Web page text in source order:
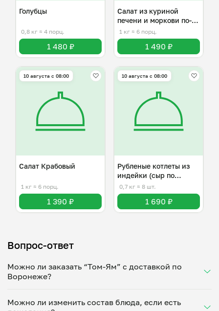
Голубцы
0,8 кг ≈ 4 порц.
1 480 ₽
Салат из куриной
печени и моркови по-
корейски
1 кг ≈ 6 порц.
1 490 ₽
10 августа с 08:00
Салат Крабовый
1 кг ≈ 6 порц.
1 390 ₽
10 августа с 08:00
Рубленые котлеты из
индейки (сыр по
желанию)
0,7 кг ≈ 8 шт.
1 690 ₽
Вопрос-ответ
Можно ли заказать “Том-Ям” с доставкой по
Воронеже?
Укажите удобное время — и получите свежее
Можно ли изменить состав блюда, если есть